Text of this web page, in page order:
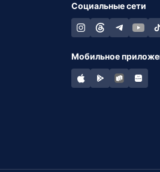
Социальные сети
Мобильное